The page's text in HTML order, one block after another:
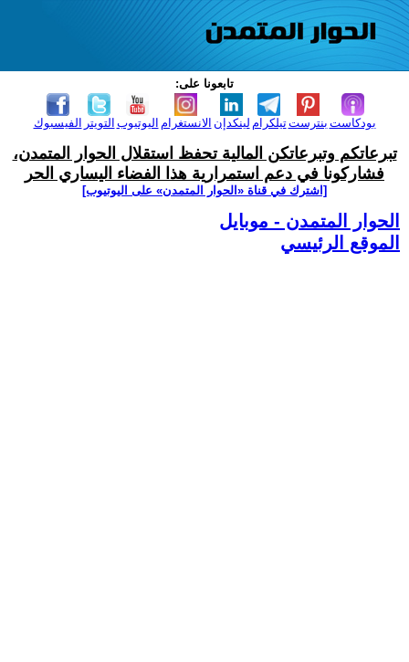
تابعونا على:
الفيسبوك التويتر اليوتيوب الانستغرام لينكدإن تيلكرامبنترست بودكاست
تبرعاتكم وتبرعاتكن المالية تحفظ استقلال الحوار المتمدن،
فشاركونا في دعم استمرارية هذا الفضاء اليساري الحر
[اشترك في قناة ‫«الحوار المتمدن» على اليوتيوب]
الحوار المتمدن - موبايل
الموقع الرئيسي